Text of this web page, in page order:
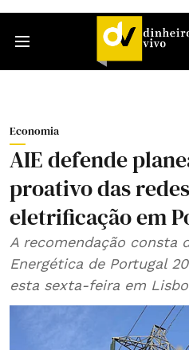
Economia
AIE defende
proativo das
eletrificação em
A recomendação consta
Energética de Portugal
esta sexta-feira em